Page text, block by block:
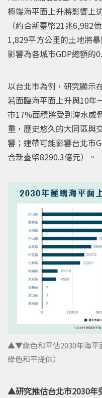
極端海平面上升將影響上
（約合新臺幣21兆6,982
1,829平方公里的土地將
影響為各城市GDP總額的
以台北市為例，研究顯示
若面臨海平面上升與10年
市17%面積將受到淹水威
重，歷史悠久的大同區與
響；連帶可能影響台北市
合新臺幣8290.3億元）。
▲▼綠色和平估2030年海平
綠色和平提供）
▲研究推估台北市2030年